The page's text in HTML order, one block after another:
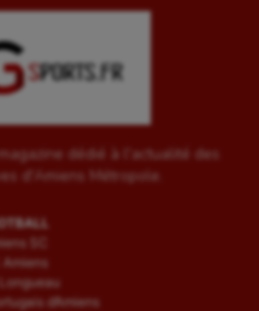
dédié à l'actualité des
d'Amiens Métropole.
SC
Amiens
d’Amiens